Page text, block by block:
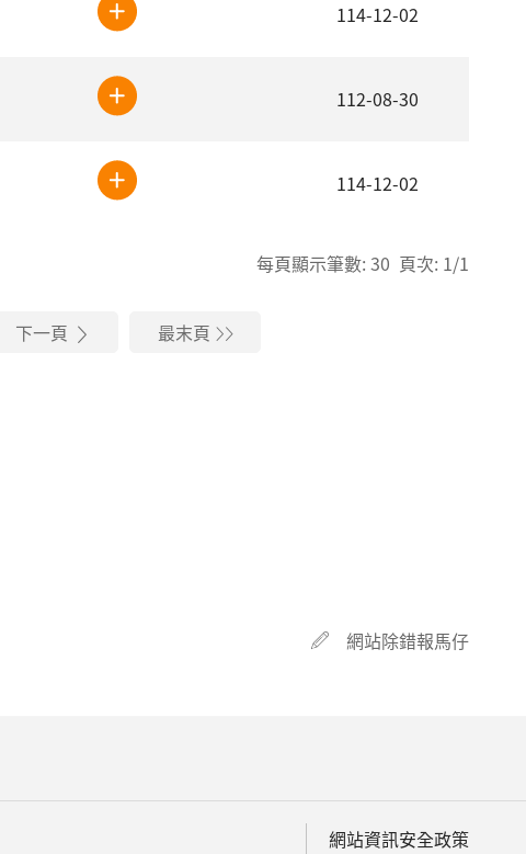
114-12-02
112-08-30
114-12-02
每頁顯示筆數: 30 頁次: 1/1
下一頁 最末頁
網站除錯報馬仔
網站資訊安全政策